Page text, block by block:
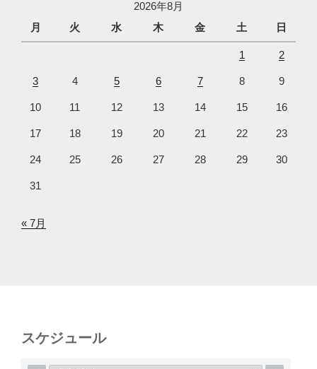
2026年8月
月
火 水 木 金 土 日
1 2
3 4 5 6 7 8 9
10 11 12 13 14 15 16
17 18 19 20 21 22 23
24 25 26 27 28 29 30
31
« 7月
スケジュール